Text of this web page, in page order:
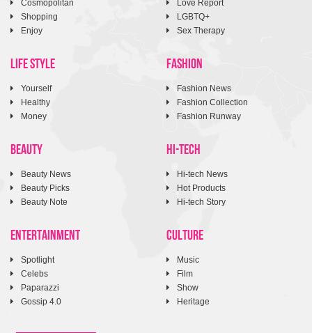
Cosmopolitan
Shopping
Enjoy
Love Report
LGBTQ+
Sex Therapy
LIFE STYLE
Yourself
Healthy
Money
FASHION
Fashion News
Fashion Collection
Fashion Runway
BEAUTY
Beauty News
Beauty Picks
Beauty Note
HI-TECH
Hi-tech News
Hot Products
Hi-tech Story
ENTERTAINMENT
Spotlight
Celebs
Paparazzi
Gossip 4.0
CULTURE
Music
Film
Show
Heritage